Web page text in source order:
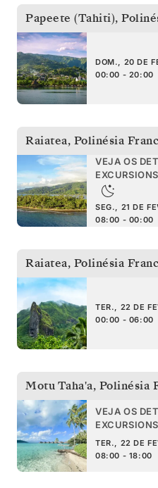
Papeete (Tahiti),
DOM., 20 DE
00:00 - 20:00
Raiatea, Polinésia
VEJA OS
EXCURSIONS
SEG., 21 DE
08:00 - 00:00
Raiatea, Polinésia
TER., 22 DE
00:00 - 06:00
Motu Taha'a, Polinésia
VEJA OS
EXCURSIONS
TER., 22 DE
08:00 - 18:00